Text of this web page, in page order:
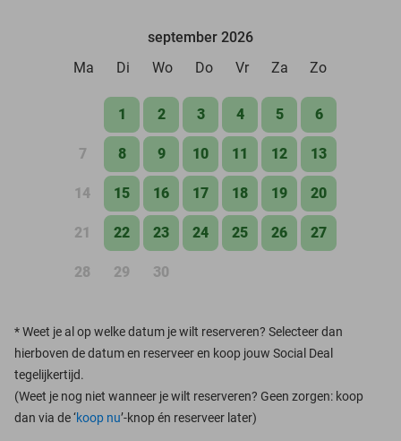
september 2026
Ma
Di Wo Do Vr Za Zo
1 2 3 4 5 6
7 8 9 10 11 12 13
14 15 16 17 18 19 20
21 22 23 24 25 26 27
28 29 30
*Weet je al op welke datum je wilt reserveren? Selecteer dan
hierboven de datum en reserveer en koop jouw Social Deal
tegelijkertijd.
(Weet je nog niet wanneer je wilt reserveren? Geen zorgen: koop
dan via de ‘koop nu’-knop én reserveer later)